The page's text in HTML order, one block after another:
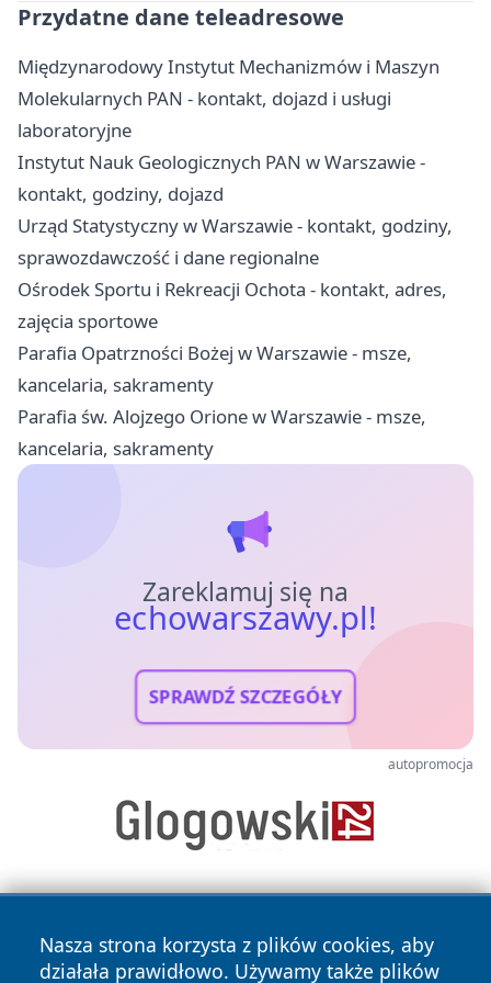
Przydatne dane teleadresowe
Międzynarodowy Instytut Mechanizmów i Maszyn
Molekularnych PAN - kontakt, dojazd i usługi
laboratoryjne
Instytut Nauk Geologicznych PAN w Warszawie -
kontakt, godziny, dojazd
Urząd Statystyczny w Warszawie - kontakt, godziny,
sprawozdawczość i dane regionalne
Ośrodek Sportu i Rekreacji Ochota - kontakt, adres,
zajęcia sportowe
Parafia Opatrzności Bożej w Warszawie - msze,
kancelaria, sakramenty
Parafia św. Alojzego Orione w Warszawie - msze,
kancelaria, sakramenty
Zareklamuj się na
echowarszawy.pl!
SPRAWDŹ SZCZEGÓŁY
autopromocja
Nasza strona korzysta z plików cookies, aby
działała prawidłowo. Używamy także plików